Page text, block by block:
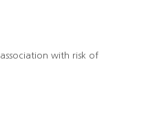
association with risk of